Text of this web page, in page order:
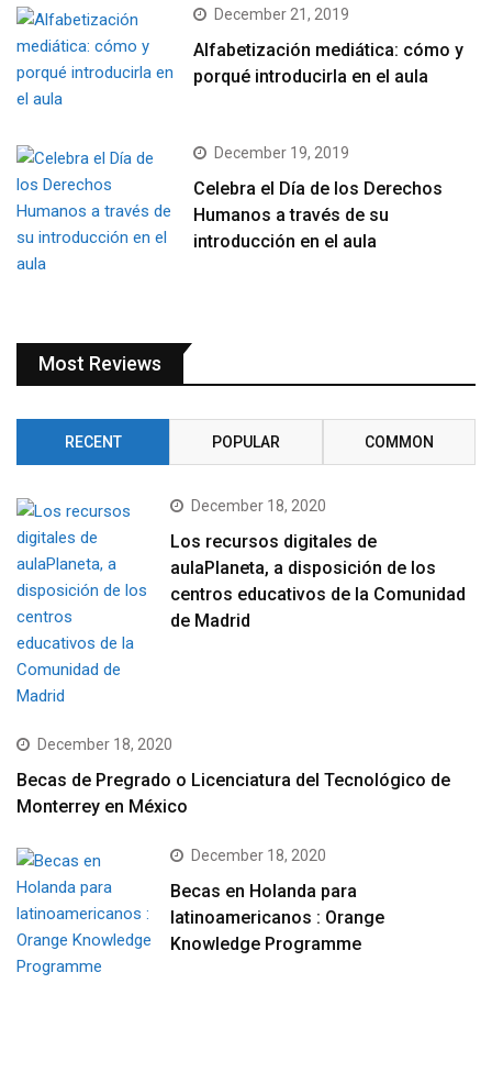
December 21, 2019
Alfabetización mediática: cómo y
porqué introducirla en el aula
December 19, 2019
Celebra el Día de los Derechos
Humanos a través de su
introducción en el aula
Most Reviews
RECENT POPULAR COMMON
December 18, 2020
Los recursos digitales de
aulaPlaneta, a disposición de los
centros educativos de la Comunidad
de Madrid
December 18, 2020
Becas de Pregrado o Licenciatura del Tecnológico de
Monterrey en México
December 18, 2020
Becas en Holanda para
latinoamericanos : Orange
Knowledge Programme